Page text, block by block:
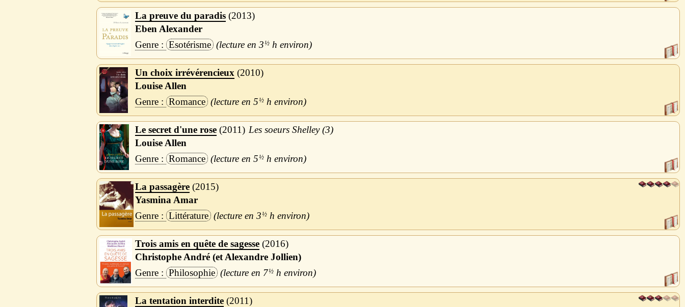
La preuve du paradis 2013
Eben Alexander
Esotérisme
3½h
Un choix irrévérencieux 2010
Louise Allen
Romance
5½h
Le secret d'une rose 2011
Les soeurs Shelley (3)
Louise Allen
Romance
5½h
La passagère 2015
Yasmina Amar
Littérature
3½h
Trois amis en quête de sagesse 2016
Christophe André (et Alexandre Jollien)
Philosophie
7½h
La tentation interdite 2011